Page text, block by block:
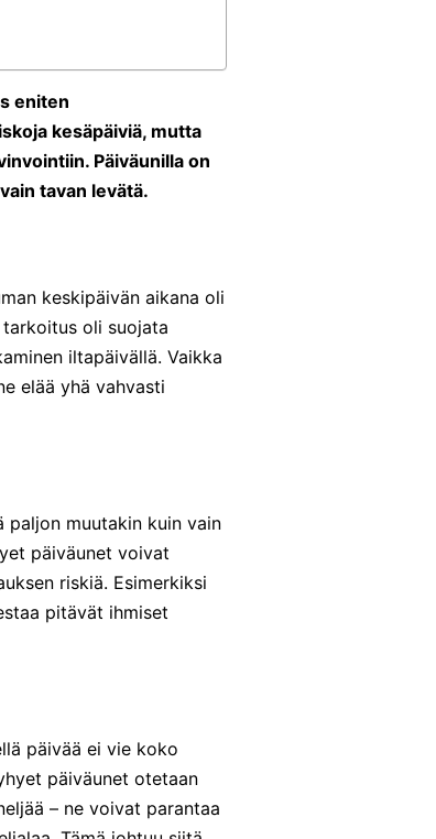
eniten
kesäpäiviä, mutta
Päiväunilla on
tavan levätä.
keskipäivän aikana oli
oli suojata
iltapäivällä. Vaikka
elää yhä vahvasti
muutakin kuin vain
päiväunet voivat
riskiä. Esimerkiksi
pitävät ihmiset
päivää ei vie koko
päiväunet otetaan
– ne voivat parantaa